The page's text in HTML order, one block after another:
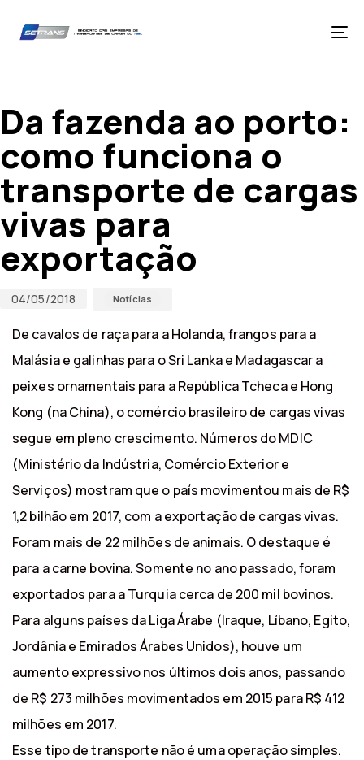
primary
Da fazenda ao porto:
como funciona o
transporte de cargas
vivas para
exportação
04/05/2018 Notícias
De cavalos de raça para a Holanda, frangos para a
Malásia e galinhas para o Sri Lanka e Madagascar a
peixes ornamentais para a República Tcheca e Hong
Kong (na China), o comércio brasileiro de cargas vivas
segue em pleno crescimento. Números do MDIC
(Ministério da Indústria, Comércio Exterior e
Serviços) mostram que o país movimentou mais de R$
1,2 bilhão em 2017, com a exportação de cargas vivas.
Foram mais de 22 milhões de animais. O destaque é
para a carne bovina. Somente no ano passado, foram
exportados para a Turquia cerca de 200 mil bovinos.
Para alguns países da Liga Árabe (Iraque, Líbano, Egito,
Jordânia e Emirados Árabes Unidos), houve um
aumento expressivo nos últimos dois anos, passando
de R$ 273 milhões movimentados em 2015 para R$ 412
milhões em 2017.
Esse tipo de transporte não é uma operação simples.